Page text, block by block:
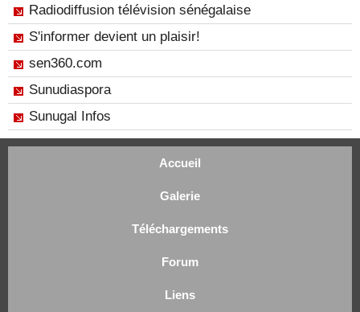
Radiodiffusion télévision sénégalaise
S'informer devient un plaisir!
sen360.com
Sunudiaspora
Sunugal Infos
Accueil
Galerie
Téléchargements
Forum
Liens